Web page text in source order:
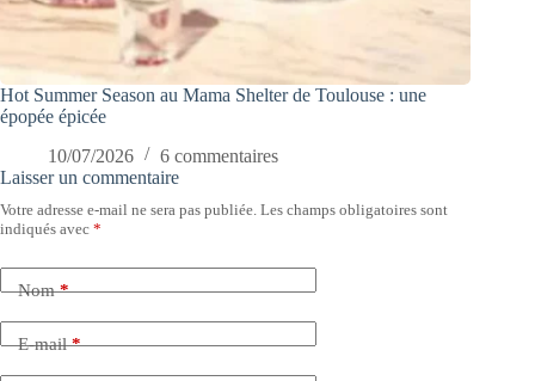
Hot Summer Season au Mama Shelter de Toulouse : une
épopée épicée
10/07/2026
6 commentaires
Laisser un commentaire
Votre adresse e-mail ne sera pas publiée. Les champs obligatoires sont
indiqués avec *
Nom*
E-mail*